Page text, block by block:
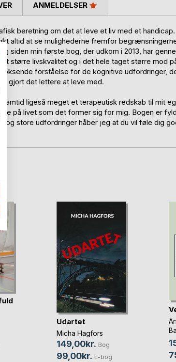
beretning om det at leve et liv med et
altid at se mulighederne fremfor
siden min første bog, der udkom i 2013, har
større livskvalitet og i det hele taget større mod
forståelse for de kognitive udfordringer,
gjort det lettere at leve med.
ligeså meget et terapeutisk redskab til mit
på livet som det former sig for mig. Bogen er
store udfordringer håber jeg at du vil føle dig
ANMELDELSER
Udartet
Micha Hagfors
149,00kr. Bog
99,00kr. E-bog